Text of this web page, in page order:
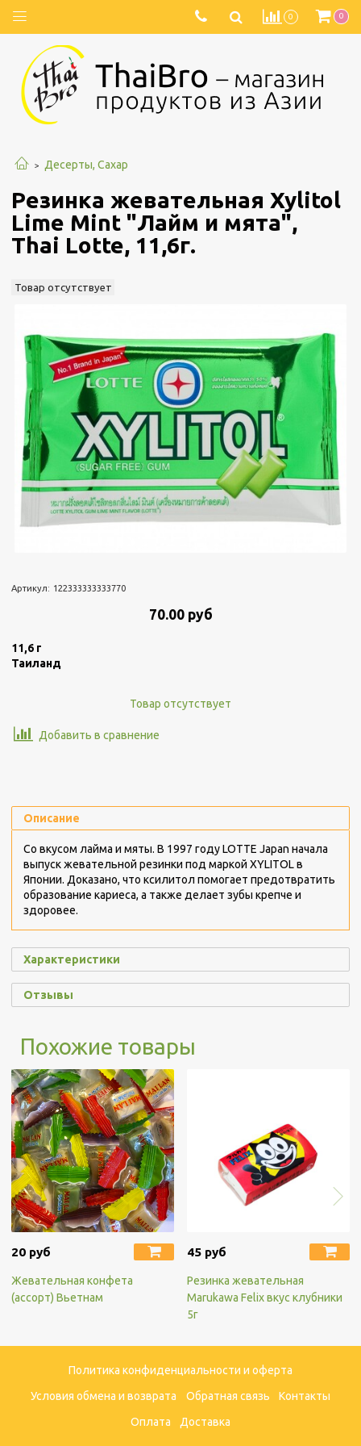
0 0
Десерты, Сахар
Резинка жевательная Xylitol
Lime Mint "Лайм и мята",
Thai Lotte, 11,6г.
Товар отсутствует
Артикул: 122333333333770
70.00 руб
11,6 г
Таиланд
Товар отсутствует
Добавить в сравнение
Описание
Со вкусом лайма и мяты. В 1997 году LOTTE Japan начала
выпуск жевательной резинки под маркой XYLITOL в
Японии. Доказано, что ксилитол помогает предотвратить
образование кариеса, а также делает зубы крепче и
здоровее.
Характеристики
Отзывы
Похожие товары
20 руб
Жевательная конфета
(ассорт) Вьетнам
45 руб
Резинка жевательная
Marukawa Felix вкус клубники
5г
Политика конфиденциальности и оферта
Условия обмена и возврата Обратная связь Контакты
Оплата Доставка